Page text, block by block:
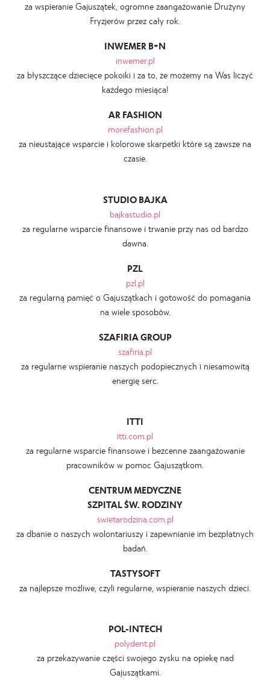
za wspieranie Gajuszątek, ogromne zaangażowanie Drużyny
Fryzjerów przez cały rok.
INWEMER B+N
inwemer.pl
za błyszczące dziecięce pokoiki i za to, że możemy na Was liczyć
każdego miesiąca!
AR FASHION
morefashion.pl
za nieustające wsparcie i kolorowe skarpetki które są zawsze na
czasie.
STUDIO BAJKA
bajkastudio.pl
za regularne wsparcie finansowe i trwanie przy nas od bardzo
dawna.
PZL
pzl.pl
za regularną pamięć o Gajuszątkach i gotowość do pomagania
na wiele sposobów.
SZAFIRIA GROUP
szafiria.pl
za regularne wspieranie naszych podopiecznych i niesamowitą
energię serc.
ITTI
itti.com.pl
za regularne wsparcie finansowe i bezcenne zaangażowanie
pracowników w pomoc Gajuszątkom.
CENTRUM MEDYCZNE
SZPITAL ŚW. RODZINY
swietarodzina.com.pl
za dbanie o naszych wolontariuszy i zapewnianie im bezpłatnych
badań.
TASTYSOFT
za najlepsze możliwe, czyli regularne, wspieranie naszych dzieci.
POL-INTECH
polydent.pl
za przekazywanie części swojego zysku na opiekę nad
Gajuszątkami.